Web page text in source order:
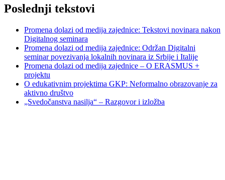
Poslednji tekstovi
Promena dolazi od medija zajednice: Tekstovi novinara nakon
Digitalnog seminara
Promena dolazi od medija zajednice: Održan Digitalni
seminar povezivanja lokalnih novinara iz Srbije i Italije
Promena dolazi od medija zajednice – O ERASMUS +
projektu
O edukativnim projektima GKP: Neformalno obrazovanje za
aktivno društvo
„Svedočanstva nasilja“ – Razgovor i izložba